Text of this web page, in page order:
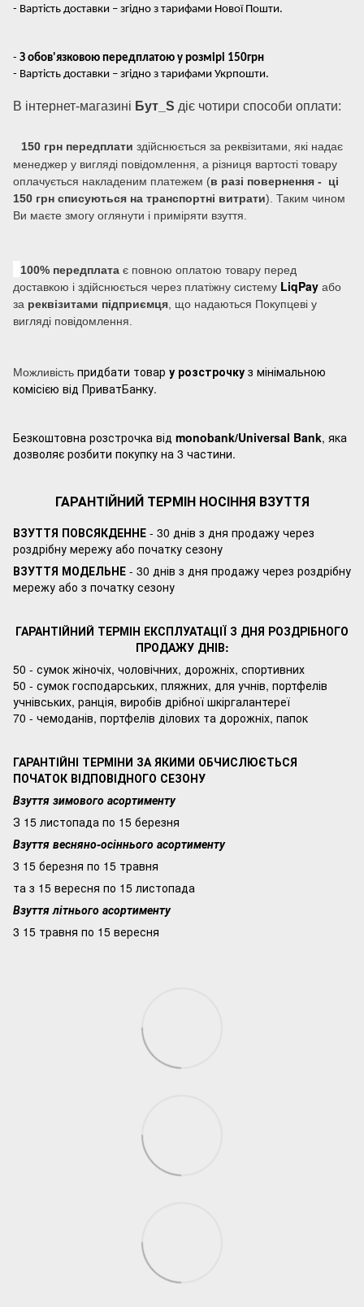
- Вартість доставки – згідно з тарифами Нової Пошти.
- З обов'язковою передплатою у розмірі 150грн
- Вартість доставки – згідно з тарифами Укрпошти.
В інтернет-магазині Бут_S діє чотири способи оплати:
150 грн передплати здійснюється за реквізитами, які надає
менеджер у вигляді повідомлення, а різниця вартості товару
оплачується накладеним платежем (в разі повернення - ці
150 грн списуються на транспортні витрати). Таким чином
Ви маєте змогу оглянути і приміряти взуття.
100% передплата є повною оплатою товару перед
доставкою і здійснюється через платіжну систему LiqPay або
за реквізитами підприємця , що надаються Покупцеві у
вигляді повідомлення.
Можливість придбати товар у розстрочку з мінімальною
комісією від ПриватБанку.
Безкоштовна розстрочка від monobank/Universal Bank, яка
дозволяє розбити покупку на 3 частини.
ГАРАНТІЙНИЙ ТЕРМІН НОСІННЯ ВЗУТТЯ
ВЗУТТЯ ПОВСЯКДЕННЕ - 30 днів з дня продажу через
роздрібну мережу або початку сезону
ВЗУТТЯ МОДЕЛЬНЕ - 30 днів з дня продажу через роздрібну
мережу або з початку сезону
ГАРАНТІЙНИЙ ТЕРМІН ЕКСПЛУАТАЦІЇ З ДНЯ РОЗДРІБНОГО
ПРОДАЖУ ДНІВ:
50 - сумок жіночіх, чоловічних, дорожніх, спортивних
50 - сумок господарських, пляжних, для учнів, портфелів
учнівських, ранція, виробів дрібної шкіргалантереї
70 - чемоданів, портфелів ділових та дорожніх, папок
ГАРАНТІЙНІ ТЕРМІНИ ЗА ЯКИМИ ОБЧИСЛЮЄТЬСЯ
ПОЧАТОК ВІДПОВІДНОГО СЕЗОНУ
Взуття зимового асортименту
З 15 листопада по 15 березня
Взуття весняно-осіннього асортименту
3 15 березня по 15 травня
та з 15 вересня по 15 листопада
Взуття літнього асортименту
3 15 травня по 15 вересня